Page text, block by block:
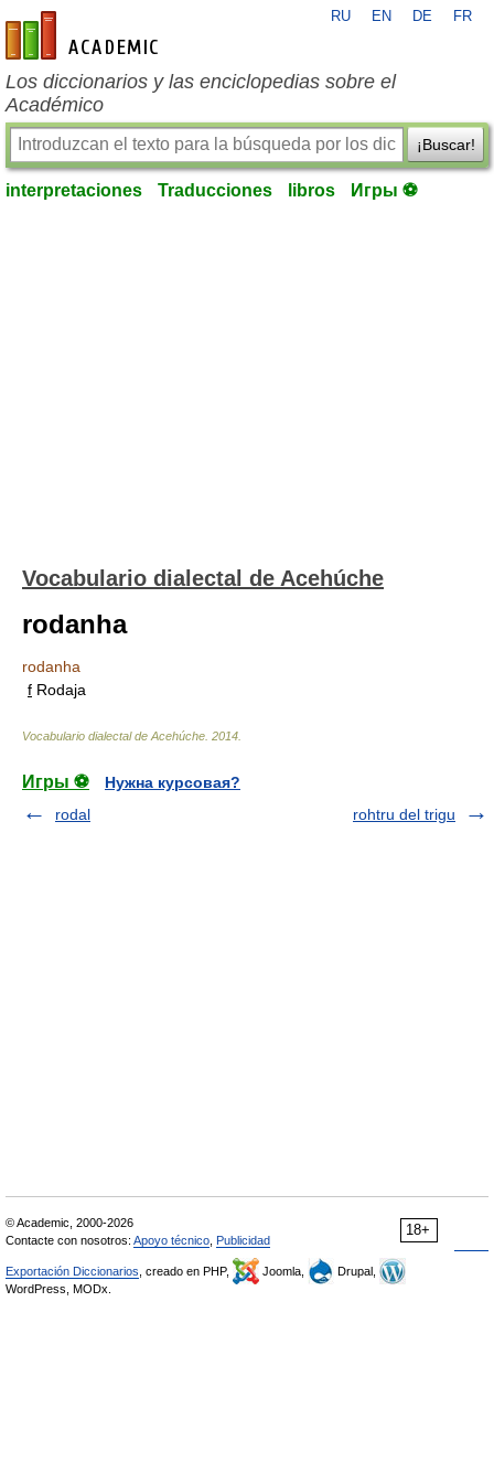
es-academic.com
RU EN DE FR
Los diccionarios y las enciclopedias sobre el
Académico
¡Buscar!
interpretaciones Traducciones libros Игры ⚽
Vocabulario dialectal de Acehúche
rodanha
rodanha
f Rodaja
Vocabulario dialectal de Acehúche 2014
Игры ⚽
Нужна курсовая?
rodal
rohtru del trigu
18+
© Academic, 2000-2026
Contacte con nosotros: Apoyo técnico Publicidad
Exportación Diccionarios , creado en PHP, Joomla,
Drupal,
WordPress, MODx.